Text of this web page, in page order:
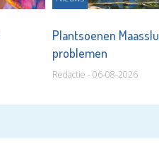
Plantsoenen
problemen
Redactie - 06-08-2026